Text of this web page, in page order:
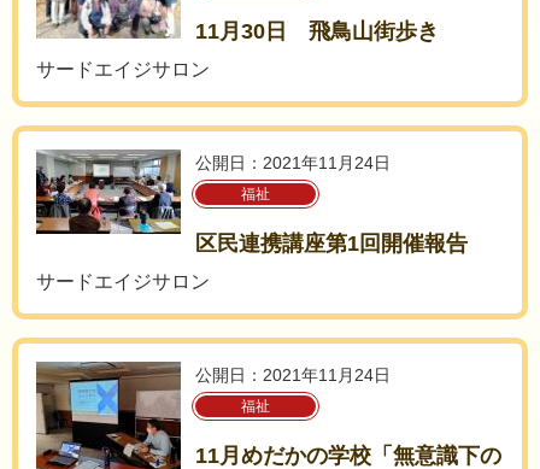
11月30日 飛鳥山街歩き
サードエイジサロン
公開日：2021年11月24日
福祉
区民連携講座第1回開催報告
サードエイジサロン
公開日：2021年11月24日
福祉
11月めだかの学校「無意識下の